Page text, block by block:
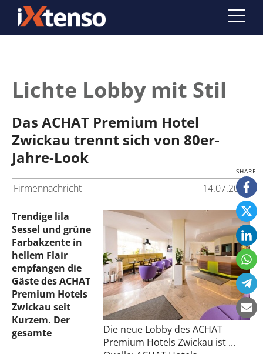
Lichte Lobby mit Stil
Das ACHAT Premium Hotel
Zwickau trennt sich von 80er-
Jahre-Look
Firmennachricht 14.07.2014
Die neue Lobby des ACHAT
Premium Hotels Zwickau ist ...
Trendige lila
Sessel und grüne
Farbakzente in
hellem Flair
empfangen die
Gäste des ACHAT
Premium Hotels
Zwickau seit
Kurzem. Der
gesamte